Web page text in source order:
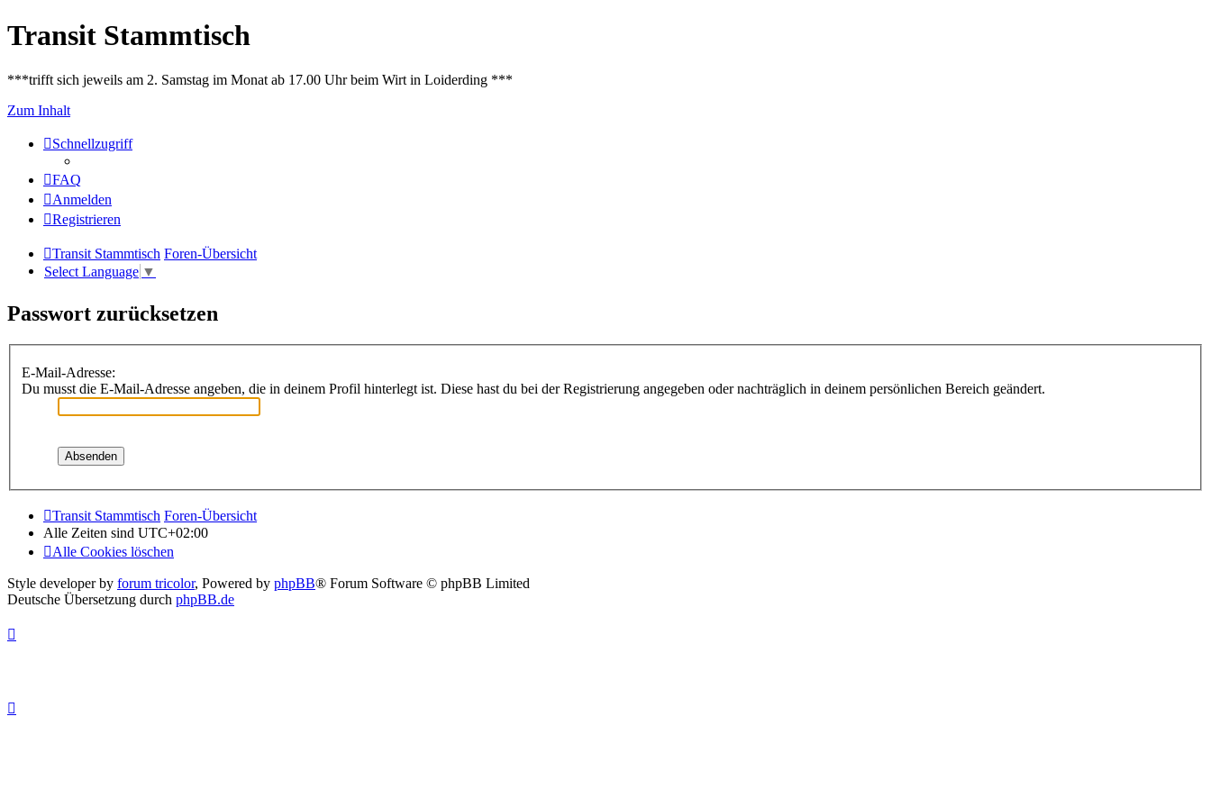
Transit Stammtisch
***trifft sich jeweils am 2. Samstag im Monat ab 17.00 Uhr beim Wirt in Loiderding ***
Zum Inhalt
Schnellzugriff
FAQ
Anmelden
Registrieren
Transit Stammtisch Foren-Übersicht
Select Language ▼
Passwort zurücksetzen
E-Mail-Adresse:
Du musst die E-Mail-Adresse angeben, die in deinem Profil hinterlegt ist. Diese hast du bei der Registrierung angegeben oder nachträglich in deinem persönlichen Bereich geändert.
Transit Stammtisch Foren-Übersicht
Alle Zeiten sind UTC+02:00
Alle Cookies löschen
Style developer by forum tricolor, Powered by phpBB® Forum Software © phpBB Limited
Deutsche Übersetzung durch phpBB.de